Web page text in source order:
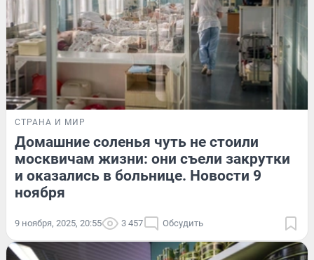
СТРАНА И МИР
Домашние соленья чуть не стоили
москвичам жизни: они съели закрутки
и оказались в больнице. Новости 9
ноября
9 ноября, 2025, 20:55 3 457 Обсудить